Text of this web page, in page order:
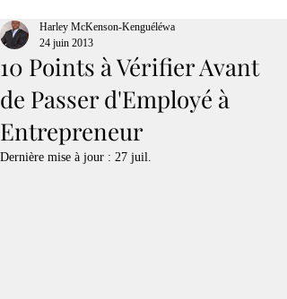
10 Points à Vérifier Avant
de Passer d'Employé à
Entrepreneur
Harley McKenson-Kenguéléwa
24 juin 2013
Dernière mise à jour : 27 juil.